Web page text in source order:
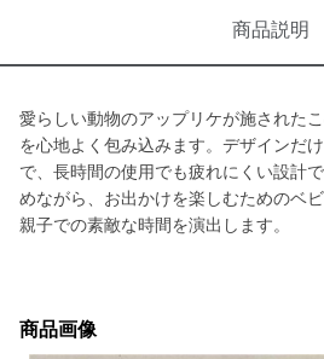
商品説明
愛らしい動物のアップリケが施された
を心地よく包み込みます。デザインだ
で、長時間の使用でも疲れにくい設計
めながら、お出かけを楽しむためのベ
親子での素敵な時間を演出します。
商品画像